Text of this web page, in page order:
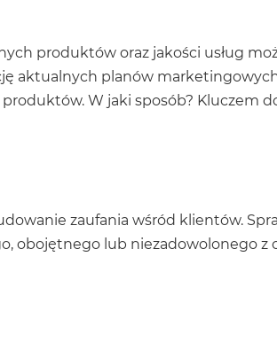
produktów oraz jakości usług
aktualnych planów
W jaki sposób? Kluczem
zaufania wśród klientów.
obojętnego lub niezadowolonego z